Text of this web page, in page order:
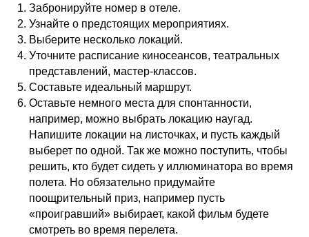
Забронируйте номер в отеле.
Узнайте о предстоящих мероприятиях.
Выберите несколько локаций.
Уточните расписание киносеансов, театральных
представлений, мастер-классов.
Составьте идеальный маршрут.
Оставьте немного места для спонтанности,
например, можно выбрать локацию наугад.
Напишите локации на листочках, и пусть каждый
выберет по одной. Так же можно поступить, чтобы
решить, кто будет сидеть у иллюминатора во время
полета. Но обязательно придумайте
поощрительный приз, например пусть
«проигравший» выбирает, какой фильм будете
смотреть во время перелета.